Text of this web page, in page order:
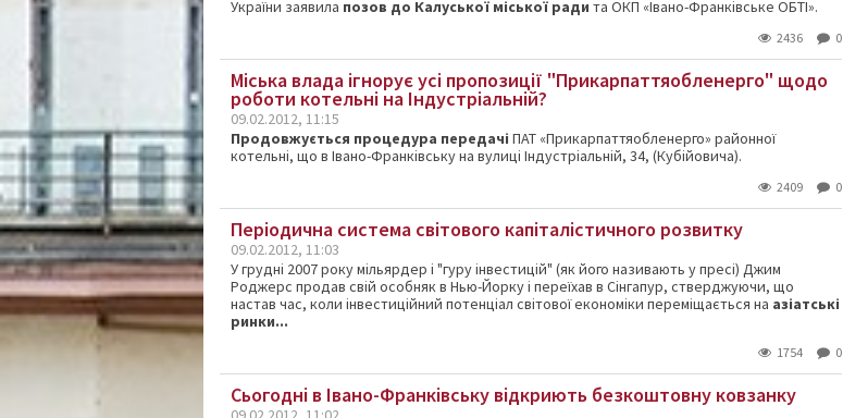
України заявила позов до Калуської міської ради та ОКП «Івано-Франківське ОБТІ».
2436 0
Міська влада ігнорує усі пропозиції "Прикарпаттяобленерго" щодо
роботи котельні на Індустріальній?
09.02.2012, 11:15
Продовжується процедура передачі ПАТ «Прикарпаттяобленерго» районної
котельні, що в Івано-Франківську на вулиці Індустріальній, 34, (Кубійовича).
2409 0
Періодична система світового капіталістичного розвитку
09.02.2012, 11:03
Угрудні 2007 рокумільярдер і "гуруінвестицій" (як його називають упресі) Джим
Роджерс продав свій особняк в Нью-Йоркуі переїхав в Сінгапур, стверджуючи, що
настав час, коли інвестиційний потенціал світовоїекономіки переміщається на азіатські
ринки...
1754 0
Сьогодні в Івано-Франківську відкриють безкоштовну ковзанку